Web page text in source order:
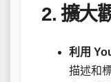
2. 擴大
利用
描述和